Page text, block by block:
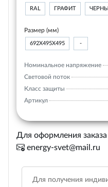
RAL ГРАФИТ
Размер (мм)
692Х495Х495 -
Номинальное напряжение
Световой поток
Класс защиты
Артикул
Для оформления
energy-svet@mail.ru
Для получения